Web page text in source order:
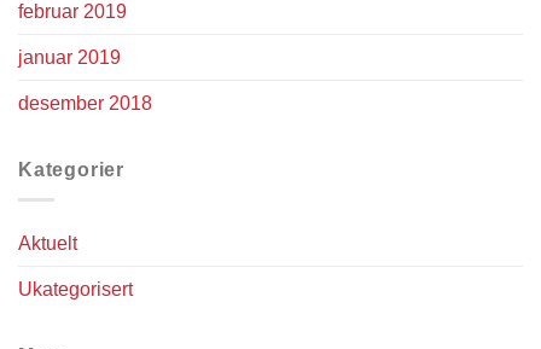
februar 2019
januar 2019
desember 2018
Kategorier
Aktuelt
Ukategorisert